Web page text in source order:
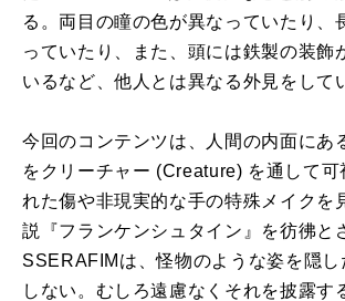
る。両目の瞳の色が異なっていたり、
っていたり、また、頭には鉄製の装飾
いるなど、他人とは異なる外見をして
今回のコンテンツは、人間の内面にあ
をクリーチャー (Creature) を通して可
れた傷や非現実的な手の特殊メイクを
説『フランケンシュタイン』を彷彿と
SSERAFIMは、怪物のような姿を隠し
しない。むしろ遠慮なくそれを披露す